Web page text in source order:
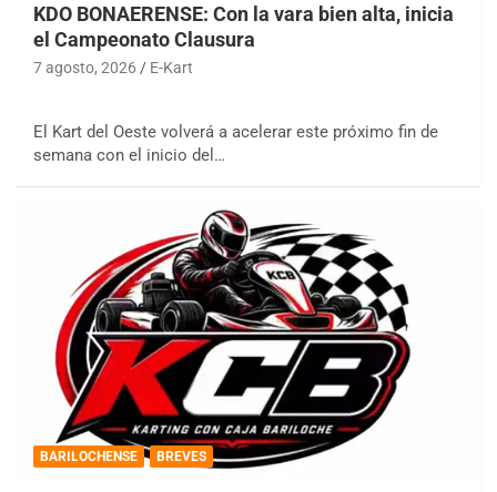
KDO BONAERENSE: Con la vara bien alta, inicia
el Campeonato Clausura
7 agosto, 2026 E-Kart
El Kart del Oeste volverá a acelerar este próximo fin de
semana con el inicio del…
BARILOCHENSE BREVES